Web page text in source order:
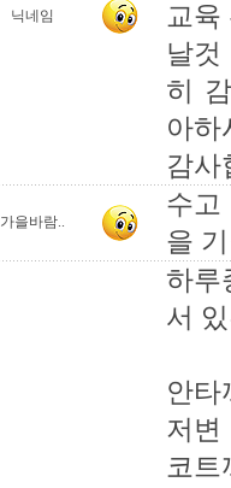
닉네임
교육
날
히
아
감사
가을바람..
수고
을
하
서
안
저변
코트